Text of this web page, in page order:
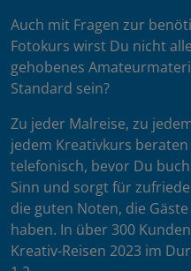
Auch mit Fragen zur
Fotokurs wirst Du nicht
gehobenes
Standard sein?
Zu jeder Malreise, zu
jedem Kreativkurs
telefonisch, bevor Du
Sinn und sorgt für
die guten Noten, die
haben. In über 300
Kreativ-Reisen 2023 im